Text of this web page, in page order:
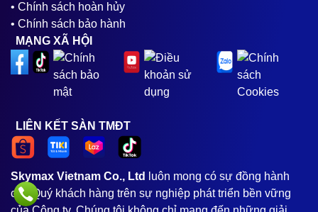
• Chính sách hoàn hủy
• Chính sách bảo hành
MẠNG XÃ HỘI
LIÊN KẾT SÀN TMĐT
Skymax Vietnam Co., Ltd
luôn mong có sự đồng hành
của Quý khách hàng trên sự nghiệp phát triển bền vững